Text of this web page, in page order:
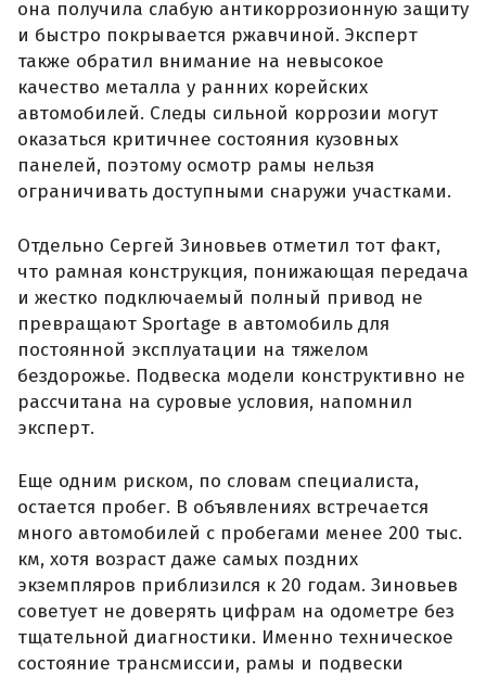
она получила слабую антикоррозионную защиту
и быстро покрывается ржавчиной. Эксперт
также обратил внимание на невысокое
качество металла у ранних корейских
автомобилей. Следы сильной коррозии могут
оказаться критичнее состояния кузовных
панелей, поэтому осмотр рамы нельзя
ограничивать доступными снаружи участками.
Отдельно Сергей Зиновьев отметил тот факт,
что рамная конструкция, понижающая передача
и жестко подключаемый полный привод не
превращают Sportage в автомобиль для
постоянной эксплуатации на тяжелом
бездорожье. Подвеска модели конструктивно не
рассчитана на суровые условия, напомнил
эксперт.
Еще одним риском, по словам специалиста,
остается пробег. В объявлениях встречается
много автомобилей с пробегами менее 200 тыс.
км, хотя возраст даже самых поздних
экземпляров приблизился к 20 годам. Зиновьев
советует не доверять цифрам на одометре без
тщательной диагностики. Именно техническое
состояние трансмиссии, рамы и подвески